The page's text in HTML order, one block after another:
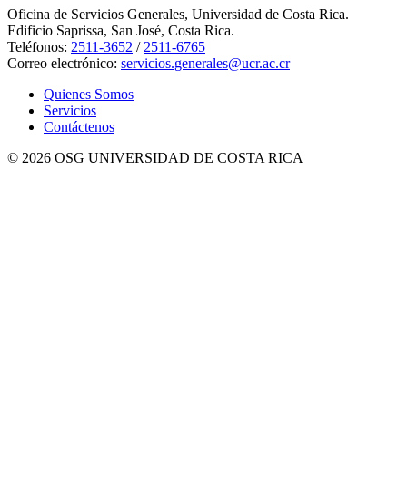
Oficina de Servicios Generales, Universidad de Costa Rica.
Edificio Saprissa, San José, Costa Rica.
Teléfonos: 2511-3652 / 2511-6765
Correo electrónico: servicios.generales@ucr.ac.cr
Quienes Somos
Servicios
Contáctenos
© 2026 OSG UNIVERSIDAD DE COSTA RICA